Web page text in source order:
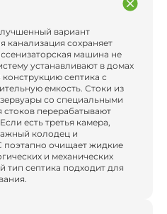
вариант
канализация сохраняет
машина не
устанавливают в домах
септика с
емкость. Стоки из
со специальными
стоков перерабатывают
есть третья камера,
колодец и
поэтапно очищает жидкие
и механических
тип септика подходит для